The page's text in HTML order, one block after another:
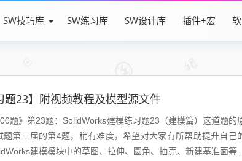
SW技巧库 SW练习库 SW设计库 插件+宏
题23】附视频教程及模型源文件
题》第23题：SolidWorks建模练习题23（建模篇）这道题的
题第三届的第4题，稍有难度，希望对大家有所帮助提升自己
建模模块中的草图、拉伸、圆角、抽壳、新建基准面等